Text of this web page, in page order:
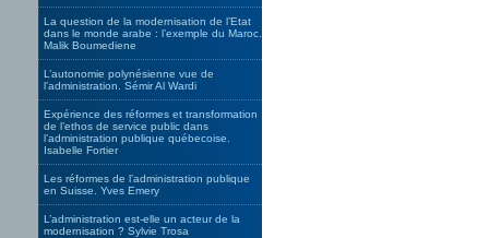
La question de la modernisation de l’Etat
dans le monde arabe : l’exemple du Maroc.
Malik Boumediene
L’autonomie polynésienne vue de
l’administration. Sémir Al Wardi
Expérience des réformes et transformation
de l’ethos de service public dans
l’administration publique québecoise.
Isabelle Fortier
Les réformes de l’administration publique
en Suisse. Yves Emery
L’administration est-elle un acteur de la
modernisation ? Sylvie Trosa